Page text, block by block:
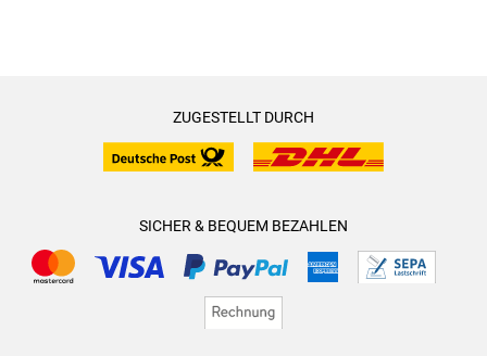
ZUGESTELLT DURCH
SICHER & BEQUEM BEZAHLEN